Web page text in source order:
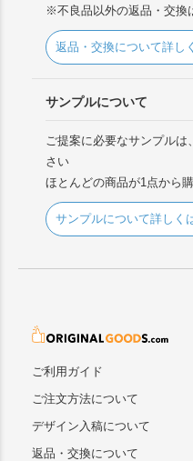
※不良品以外の返品・交換
返品・交換について詳し
サンプルについて
ご提案に必要なサンプル
さい
ほとんどの商品が1点から購
サンプルについて詳しく
ご利用ガイド
ご注文方法について
デザイン入稿について
返品・交換について